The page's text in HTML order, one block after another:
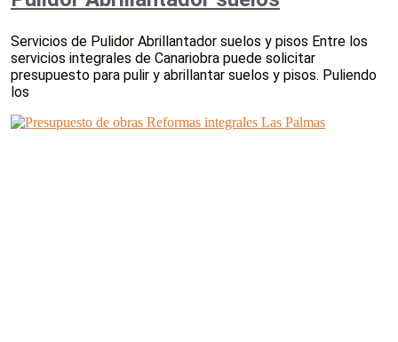
Servicios de Pulidor Abrillantador suelos y pisos Entre los
servicios integrales de Canariobra puede solicitar
presupuesto para pulir y abrillantar suelos y pisos. Puliendo
los